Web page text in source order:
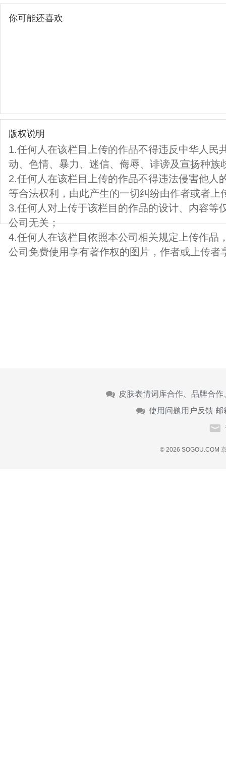
你可能还喜欢
版权说明
1.任何人在该栏目上传的作品不得违反中华人民
动、色情、暴力、迷信、侮辱、诽谤及宣扬种族
2.任何人在该栏目上传的作品不得违法侵害他人
等合法权利，由此产生的一切纠纷由作者或者上
3.任何人对上传于该栏目的作品的设计、内容等
公司无关；
4.任何人在该栏目依照本公司相关规定上传作品
公司免费使用享有著作权的图片，作者或上传者
皮肤表情词库合作、品牌合
使用问题用户反馈 邮
© 2026 SOGOU.COM